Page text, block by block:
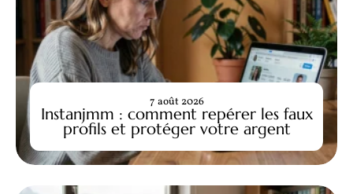
Instanjmm : comment repérer les faux
profils et protéger votre argent
7 août 2026